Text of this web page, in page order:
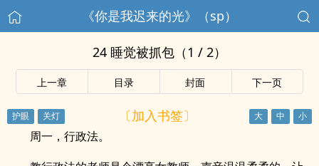
《你是我迟来的光》（sp）
24 睡觉被抓包（1 / 2）
上一章 目录 封面 下一页
〔加入书签〕
周一，行政法。